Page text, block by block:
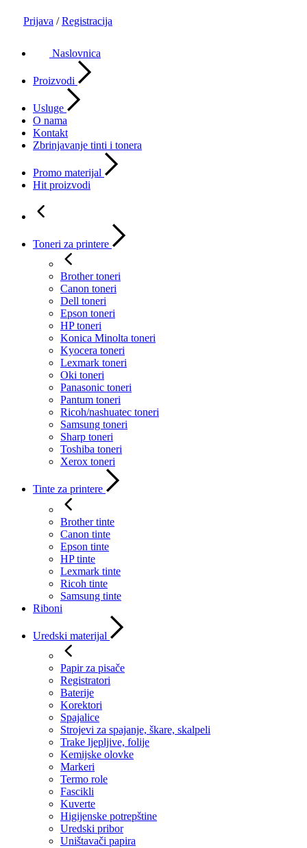
Prijava / Registracija
Naslovnica
Proizvodi
Usluge
O nama
Kontakt
Zbrinjavanje tinti i tonera
Promo materijal
Hit proizvodi
Toneri za printere
Brother toneri
Canon toneri
Dell toneri
Epson toneri
HP toneri
Konica Minolta toneri
Kyocera toneri
Lexmark toneri
Oki toneri
Panasonic toneri
Pantum toneri
Ricoh/nashuatec toneri
Samsung toneri
Sharp toneri
Toshiba toneri
Xerox toneri
Tinte za printere
Brother tinte
Canon tinte
Epson tinte
HP tinte
Lexmark tinte
Ricoh tinte
Samsung tinte
Riboni
Uredski materijal
Papir za pisače
Registratori
Baterije
Korektori
Spajalice
Strojevi za spajanje, škare, skalpeli
Trake ljepljive, folije
Kemijske olovke
Markeri
Termo role
Fascikli
Kuverte
Higijenske potrepštine
Uredski pribor
Uništavači papira